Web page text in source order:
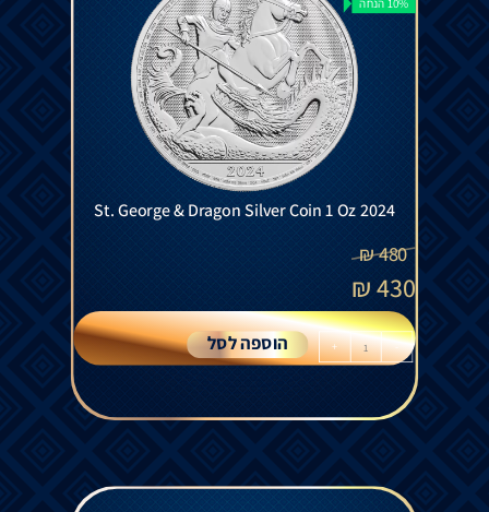
10% הנחה
St. George & Dragon Silver Coin 1 Oz 2024
480
₪
430
₪
-
+ הוספה לסל